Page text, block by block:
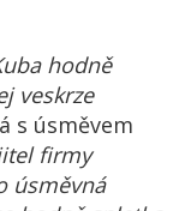
hodně
veskrze
s úsměvem
firmy
úsměvná